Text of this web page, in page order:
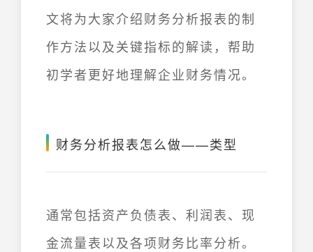
文将为大家介绍财务分析报表的制
作方法以及关键指标的解读，帮助
初学者更好地理解企业财务情况。
财务分析报表怎么做——类型
通常包括资产负债表、利润表、现
金流量表以及各项财务比率分析。